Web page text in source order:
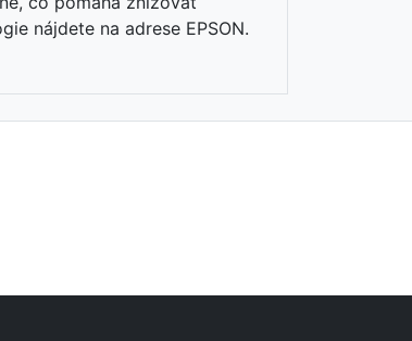
nájdete na adrese EPSON.